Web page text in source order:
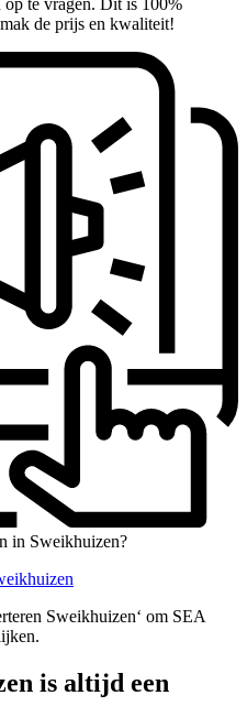
de prijs en kwaliteit!
in Sweikhuizen?
Sweikhuizen‘ om SEA
is altijd een